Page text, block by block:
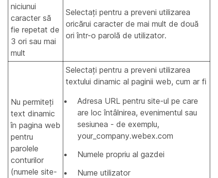
niciunui
caracter să
fie repetat de
3 ori sau mai
mult
Selectați pentru a preveni utilizarea
oricărui caracter de mai mult de două
ori într-o parolă de utilizator.
Nu permiteți
text dinamic
în pagina web
pentru
parolele
conturilor
(numele site-
Selectați pentru a preveni utilizarea
textului dinamic al paginii web, cum ar fi
Adresa URL pentru site-ul pe care
are loc întâlnirea, evenimentul sau
sesiunea - de exemplu,
your_company.webex.com
Numele propriu al gazdei
Nume utilizator